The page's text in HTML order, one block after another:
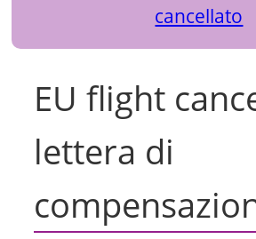
cancellato
EU flight
lettera di